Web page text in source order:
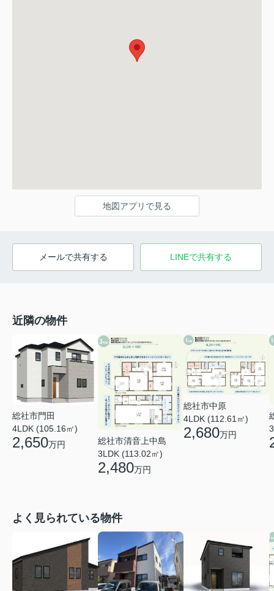
地図アプリで見る
メールで共有する LINEで共有する
近隣の物件
総社市門田
4LDK (105.16㎡)
2,650万円
総社市清音上中島
3LDK (113.02㎡)
2,480万円
総社市中原
4LDK (112.61㎡)
2,680万円
よく見られている物件